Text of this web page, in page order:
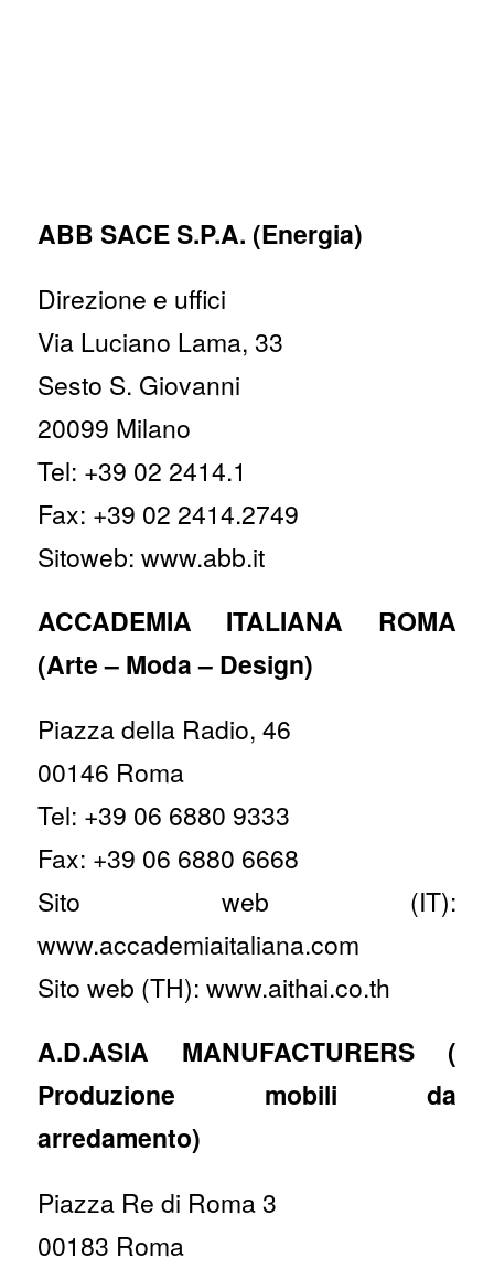
ABB SACE S.P.A. (Energia)
Direzione e uffici
Via Luciano Lama, 33
Sesto S. Giovanni
20099 Milano
Tel: +39 02 2414.1
Fax: +39 02 2414.2749
Sitoweb: www.abb.it
ACCADEMIA ITALIANA ROMA
(Arte – Moda – Design)
Piazza della Radio, 46
00146 Roma
Tel: +39 06 6880 9333
Fax: +39 06 6880 6668
Sito web (IT):
www.accademiaitaliana.com
Sito web (TH): www.aithai.co.th
A.D.ASIA MANUFACTURERS (
Produzione mobili da
arredamento)
Piazza Re di Roma 3
00183 Roma